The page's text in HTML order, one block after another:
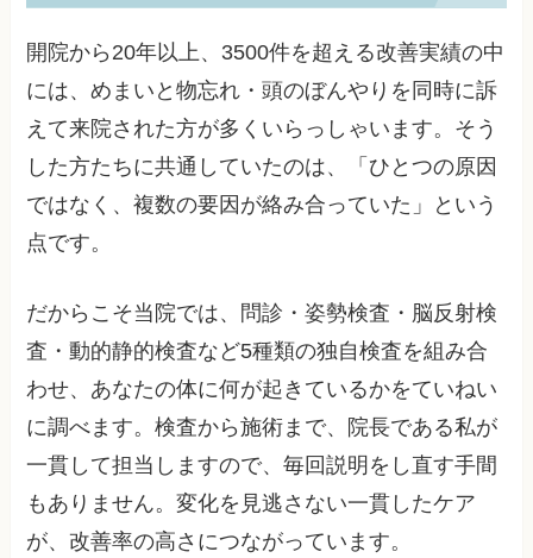
開院から20年以上、3500件を超える改善実績の中
には、めまいと物忘れ・頭のぼんやりを同時に訴
えて来院された方が多くいらっしゃいます。そう
した方たちに共通していたのは、「ひとつの原因
ではなく、複数の要因が絡み合っていた」という
点です。
だからこそ当院では、問診・姿勢検査・脳反射検
査・動的静的検査など5種類の独自検査を組み合
わせ、あなたの体に何が起きているかをていねい
に調べます。検査から施術まで、院長である私が
一貫して担当しますので、毎回説明をし直す手間
もありません。変化を見逃さない一貫したケア
が、改善率の高さにつながっています。